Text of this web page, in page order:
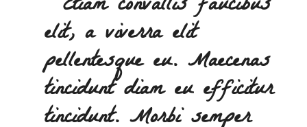
elit, a viverra elit
pellentesque eu. Maecenas
tincidunt diam eu efficitur